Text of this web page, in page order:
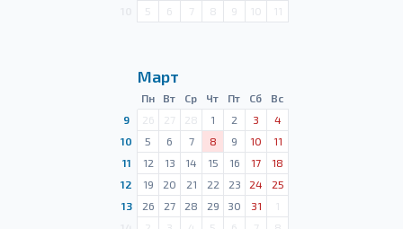
5 6 7 8 9 10 11
Март
Пн Вт Ср Чт Пт Сб
Вс
9
26 27 28 1 2 3
4
10
5 6 7 8 9 10
11
11
12 13 14 15 16 17
18
12
19 20 21 22 23 24
25
13
26 27 28 29 30 31
1